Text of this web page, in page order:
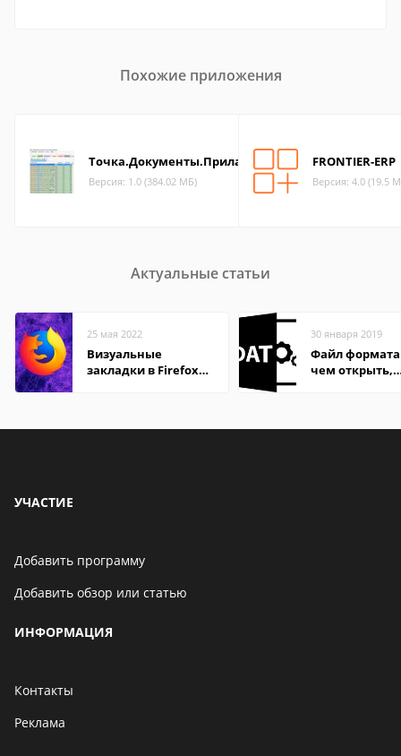
Похожие приложения
Точка.Документы.Прилавок
Версия: 1.0 (384.02 МБ)
FRONTIER-ERP
Версия: 4.0 (19.5
Актуальные статьи
25 мая 2022
Визуальные
закладки в Firefox
30 января 2019
Файл формата
чем открыть,
УЧАСТИЕ
Добавить программу
Добавить обзор или статью
ИНФОРМАЦИЯ
Контакты
Реклама